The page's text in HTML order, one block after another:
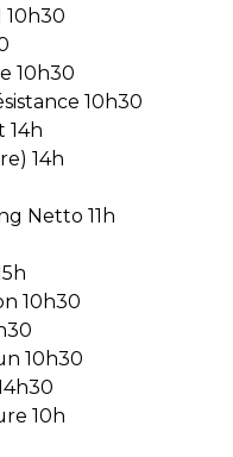
10h30
10h30
10h30
14h
14h
Netto 11h
10h30
10h30
10h